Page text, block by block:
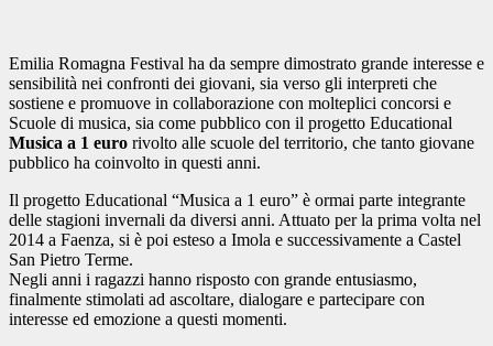
Emilia Romagna Festival ha da sempre dimostrato grande interesse e
sensibilità nei confronti dei giovani, sia verso gli interpreti che
sostiene e promuove in collaborazione con molteplici concorsi e
Scuole di musica, sia come pubblico con il progetto Educational
Musica a 1 euro rivolto alle scuole del territorio, che tanto giovane
pubblico ha coinvolto in questi anni.
Il progetto Educational “Musica a 1 euro” è ormai parte integrante
delle stagioni invernali da diversi anni. Attuato per la prima volta nel
2014 a Faenza, si è poi esteso a Imola e successivamente a Castel
San Pietro Terme.
Negli anni i ragazzi hanno risposto con grande entusiasmo,
finalmente stimolati ad ascoltare, dialogare e partecipare con
interesse ed emozione a questi momenti.